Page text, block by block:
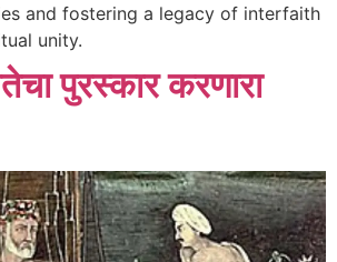
and fostering a legacy of interfaith
unity.
पुरस्कार करणारा